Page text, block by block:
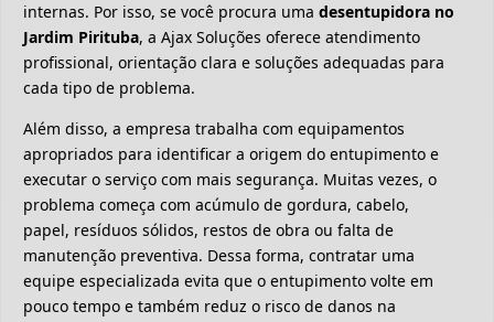
internas. Por isso, se você procura uma desentupidora no
Jardim Pirituba, a Ajax Soluções oferece atendimento
profissional, orientação clara e soluções adequadas para
cada tipo de problema.
Além disso, a empresa trabalha com equipamentos
apropriados para identificar a origem do entupimento e
executar o serviço com mais segurança. Muitas vezes, o
problema começa com acúmulo de gordura, cabelo,
papel, resíduos sólidos, restos de obra ou falta de
manutenção preventiva. Dessa forma, contratar uma
equipe especializada evita que o entupimento volte em
pouco tempo e também reduz o risco de danos na